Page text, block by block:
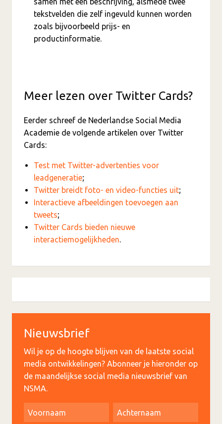
tekstvelden die zelf ingevuld kunnen worden
zoals bijvoorbeeld prijs- en
productinformatie.
Meer lezen over Twitter Cards?
Eerder schreef de Nederlandse Social Media
Academie de volgende artikelen over Twitter
Cards:
Test met Twitter-advertenties voor
leadgeneratie;
Twitter breidt foto- en video-functies uit;
Interactieve afbeeldingen toevoegen aan
tweets;
Twitter Cards bieden nieuwe
interactiemogelijkheden.
Nieuwsbrief
Wil je op de hoogte blijven van de laatste social
media ontwikkelingen? Abonneer je hieronder op
de maandelijkse social media nieuwsbrief van
NSMA.